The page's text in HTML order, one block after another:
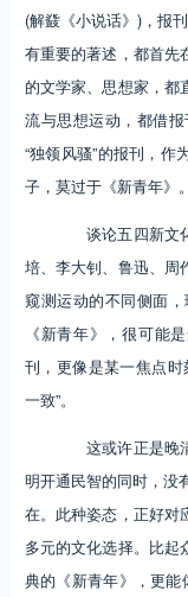
(解鼗《小说话》)，报
有重要的著述，都首先
的文学家、思想家，都
流与思想运动，都借
“独领风骚”的报刊，
子，莫过于《新青年》。
谈论五四新文化
培、李大钊、鲁迅、周
窥测运动的不同侧面
《新青年》，很可能
刊，更像是某一焦点
一致”。
这或许正是晚清
明开通民智的同时，没
在。此种姿态，正好对
多元的文化选择。比起
典的《新青年》，更能